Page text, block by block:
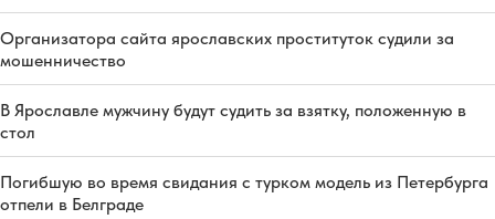
Организатора сайта ярославских проституток судили за
мошенничество
В Ярославле мужчину будут судить за взятку, положенную в
стол
Погибшую во время свидания с турком модель из Петербурга
отпели в Белграде